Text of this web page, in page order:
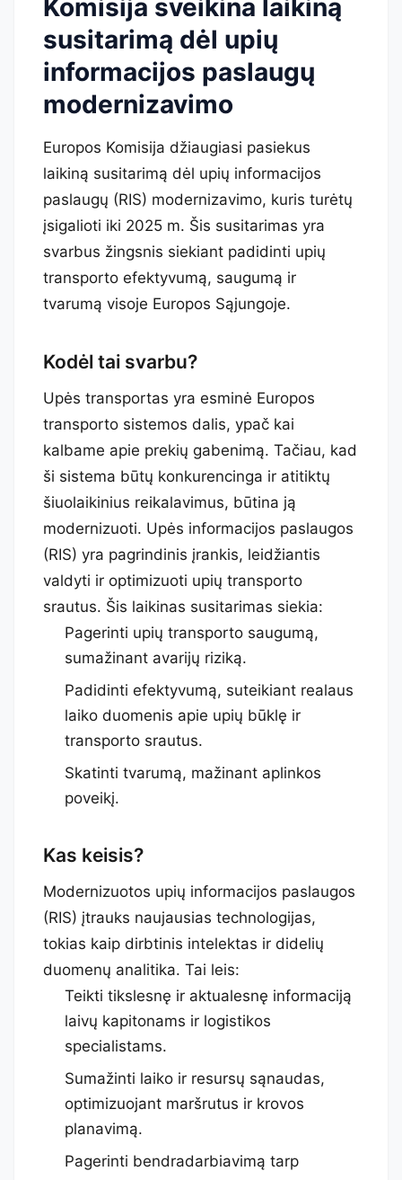
Komisija sveikina laikiną
susitarimą dėl upių
informacijos paslaugų
modernizavimo
Europos Komisija džiaugiasi pasiekus
laikiną susitarimą dėl upių informacijos
paslaugų (RIS) modernizavimo, kuris turėtų
įsigalioti iki 2025 m. Šis susitarimas yra
svarbus žingsnis siekiant padidinti upių
transporto efektyvumą, saugumą ir
tvarumą visoje Europos Sąjungoje.
Kodėl tai svarbu?
Upės transportas yra esminė Europos
transporto sistemos dalis, ypač kai
kalbame apie prekių gabenimą. Tačiau, kad
ši sistema būtų konkurencinga ir atitiktų
šiuolaikinius reikalavimus, būtina ją
modernizuoti. Upės informacijos paslaugos
(RIS) yra pagrindinis įrankis, leidžiantis
valdyti ir optimizuoti upių transporto
srautus. Šis laikinas susitarimas siekia:
Pagerinti upių transporto saugumą,
sumažinant avarijų riziką.
Padidinti efektyvumą, suteikiant realaus
laiko duomenis apie upių būklę ir
transporto srautus.
Skatinti tvarumą, mažinant aplinkos
poveikį.
Kas keisis?
Modernizuotos upių informacijos paslaugos
(RIS) įtrauks naujausias technologijas,
tokias kaip dirbtinis intelektas ir didelių
duomenų analitika. Tai leis:
Teikti tikslesnę ir aktualesnę informaciją
laivų kapitonams ir logistikos
specialistams.
Sumažinti laiko ir resursų sąnaudas,
optimizuojant maršrutus ir krovos
planavimą.
Pagerinti bendradarbiavimą tarp